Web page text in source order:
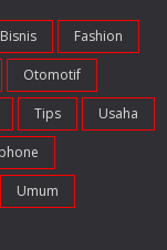
Bisnis Fashion
Otomotif
Tips Usaha
Umum